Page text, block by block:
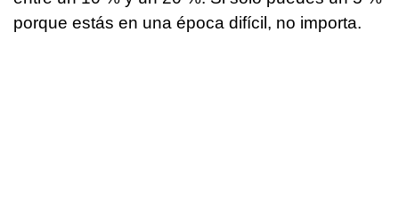
porque estás en una época difícil, no importa.